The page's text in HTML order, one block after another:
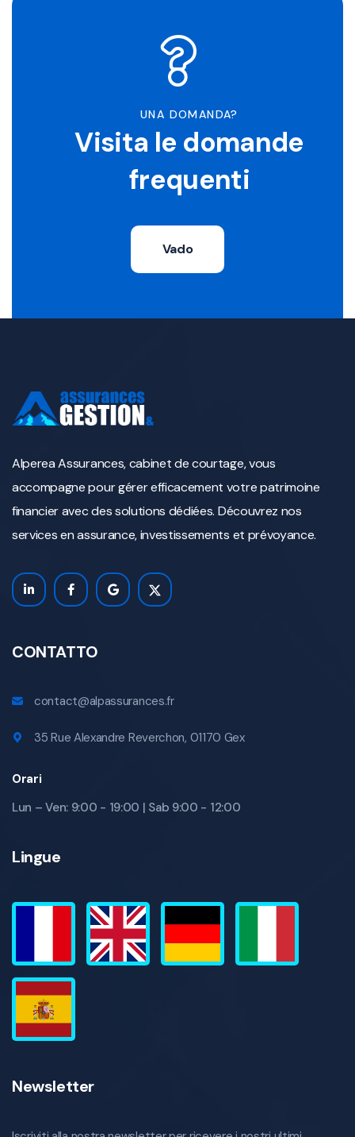
UNA DOMANDA?
Visita le domande
frequenti
Vado
Alperea Assurances, cabinet de courtage, vous
accompagne pour gérer efficacement votre patrimoine
financier avec des solutions dédiées. Découvrez nos
services en assurance, investissements et prévoyance.
CONTATTO
contact@alpassurances.fr
35 Rue Alexandre Reverchon, 01170 Gex
Orari
Lun – Ven: 9:00 - 19:00 | Sab 9:00 - 12:00
Lingue
Newsletter